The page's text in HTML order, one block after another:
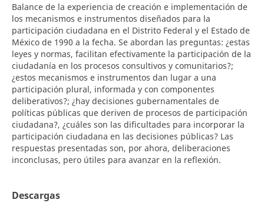
Balance de la experiencia de creación e implementación de
los mecanismos e instrumentos diseñados para la
participación ciudadana en el Distrito Federal y el Estado de
México de 1990 a la fecha. Se abordan las preguntas: ¿estas
leyes y normas, facilitan efectivamente la participación de la
ciudadanía en los procesos consultivos y comunitarios?;
¿estos mecanismos e instrumentos dan lugar a una
participación plural, informada y con componentes
deliberativos?; ¿hay decisiones gubernamentales de
políticas públicas que deriven de procesos de participación
ciudadana?, ¿cuáles son las dificultades para incorporar la
participación ciudadana en las decisiones públicas? Las
respuestas presentadas son, por ahora, deliberaciones
inconclusas, pero útiles para avanzar en la reflexión.
Descargas